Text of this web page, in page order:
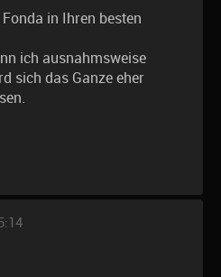
in Ihren besten
ich ausnahmsweise
sich das Ganze eher